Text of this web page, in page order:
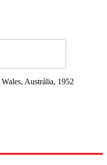
Austrália, 1952